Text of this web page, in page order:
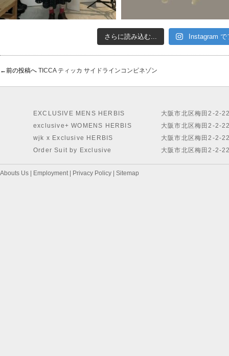
さらに読み込む... Instagram
←前の投稿へ TICCA ティッカ サイドラインコンビネゾン
EXCLUSIVE MENS HERBIS
exclusive+ WOMENS HERBIS
wjk x Exclusive HERBIS
Order Suit by Exclusive
大阪市北区梅田2-2-
大阪市北区梅田2-2-
大阪市北区梅田2-2-
大阪市北区梅田2-2-
Abouts Us | Employment| Privacy Policy | Sitemap